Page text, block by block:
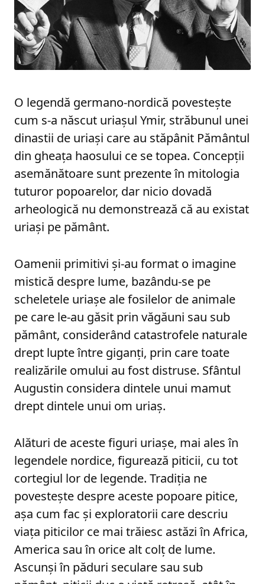
O legendă germano-nordică povestește
cum s-a născut uriașul Ymir, străbunul unei
dinastii de uriași care au stăpânit Pământul
din gheața haosului ce se topea. Concepții
asemănătoare sunt prezente în mitologia
tuturor popoarelor, dar nicio dovadă
arheologică nu demonstrează că au existat
uriași pe pământ.
Oamenii primitivi și-au format o imagine
mistică despre lume, bazându-se pe
scheletele uriașe ale fosilelor de animale
pe care le-au găsit prin văgăuni sau sub
pământ, considerând catastrofele naturale
drept lupte între giganți, prin care toate
realizările omului au fost distruse. Sfântul
Augustin considera dintele unui mamut
drept dintele unui om uriaș.
Alături de aceste figuri uriașe, mai ales în
legendele nordice, figurează piticii, cu tot
cortegiul lor de legende. Tradiția ne
povestește despre aceste popoare pitice,
așa cum fac și exploratorii care descriu
viața piticilor ce mai trăiesc astăzi în Africa,
America sau în orice alt colț de lume.
Ascunși în păduri seculare sau sub